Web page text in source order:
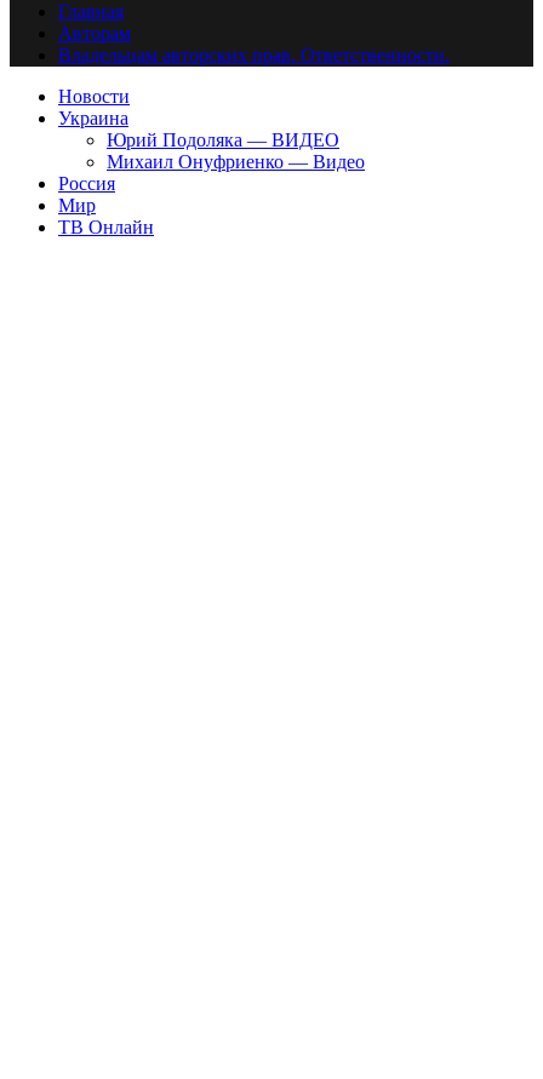
Главная
Авторам
Владельцам авторских прав. Ответственности.
Новости
Украина
Юрий Подоляка — ВИДЕО
Михаил Онуфриенко — Видео
Россия
Мир
ТВ Онлайн